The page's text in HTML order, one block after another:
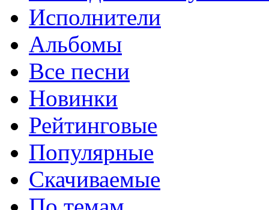
Исполнители
Альбомы
Все песни
Новинки
Рейтинговые
Популярные
Скачиваемые